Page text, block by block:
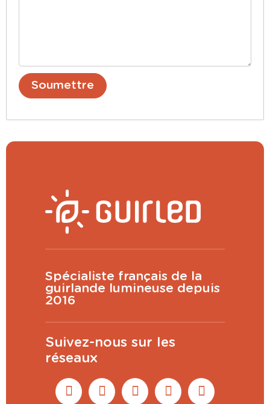
Spécialiste français de la
guirlande lumineuse depuis
2016
Suivez-nous sur les
réseaux